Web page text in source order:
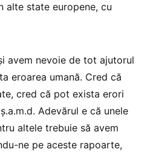
alte state europene, cu
avem nevoie de tot ajutorul
eroarea umană. Cred că
cred că pot exista erori
Adevărul e că unele
altele trebuie să avem
ne pe aceste rapoarte,